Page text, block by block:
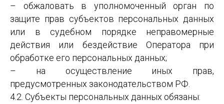
– обжаловать в уполномоченный орган по
защите прав субъектов персональных данных
или в судебном порядке неправомерные
действия или бездействие Оператора при
обработке его персональных данных;
– на осуществление иных прав,
предусмотренных законодательством РФ.
4.2. Субъекты персональных данных обязаны: